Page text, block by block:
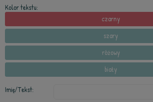
Kolor tekstu:
czarny
szary
różowy
biały
Imię/Tekst: